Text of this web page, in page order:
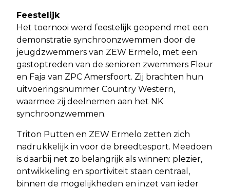
Feestelijk
Het toernooi werd feestelijk geopend met een
demonstratie synchroonzwemmen door de
jeugdzwemmers van ZEW Ermelo, met een
gastoptreden van de senioren zwemmers Fleur
en Faja van ZPC Amersfoort. Zij brachten hun
uitvoeringsnummer Country Western,
waarmee zij deelnemen aan het NK
synchroonzwemmen.
Triton Putten en ZEW Ermelo zetten zich
nadrukkelijk in voor de breedtesport. Meedoen
is daarbij net zo belangrijk als winnen: plezier,
ontwikkeling en sportiviteit staan centraal,
binnen de mogelijkheden en inzet van ieder